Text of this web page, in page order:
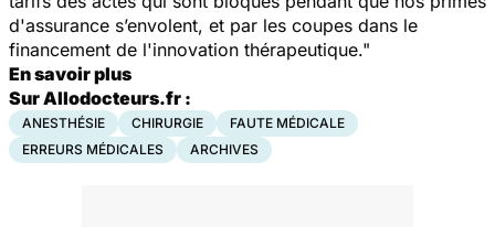
d'assurance s’envolent, et par les coupes dans le
financement de l'innovation thérapeutique."
En savoir plus
Sur Allodocteurs.fr :
ANESTHÉSIE CHIRURGIE
FAUTE MÉDICALE
ERREURS MÉDICALES
ARCHIVES